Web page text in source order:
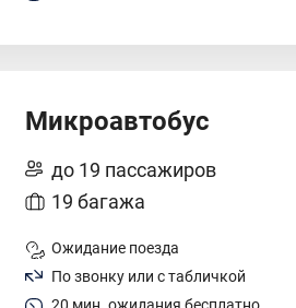
Микроавтобус
до 19 пассажиров
19 багажа
Ожидание поезда
По звонку или с табличкой